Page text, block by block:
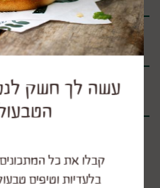
מידע תזונתי
אלרגנים
עשה לך חשק
קבלו את כל
בלעדיות וטיפים